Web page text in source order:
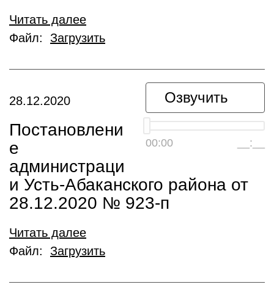
Читать далее
Файл: Загрузить
Озвучить
00:00 __:__
28.12.2020
Постановлени
е
администраци
и Усть-Абаканского района от
28.12.2020 № 923-п
Читать далее
Файл: Загрузить